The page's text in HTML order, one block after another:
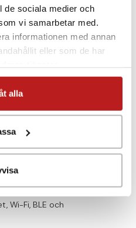
de sociala medier och
vi samarbetar med.
informationen med annan
eller som de har
alla
feljustering och överhettning
rådata för djupare
industrimiljöer
– den samlar in,
den behövs. Oavsett om
Wi-Fi, BLE och